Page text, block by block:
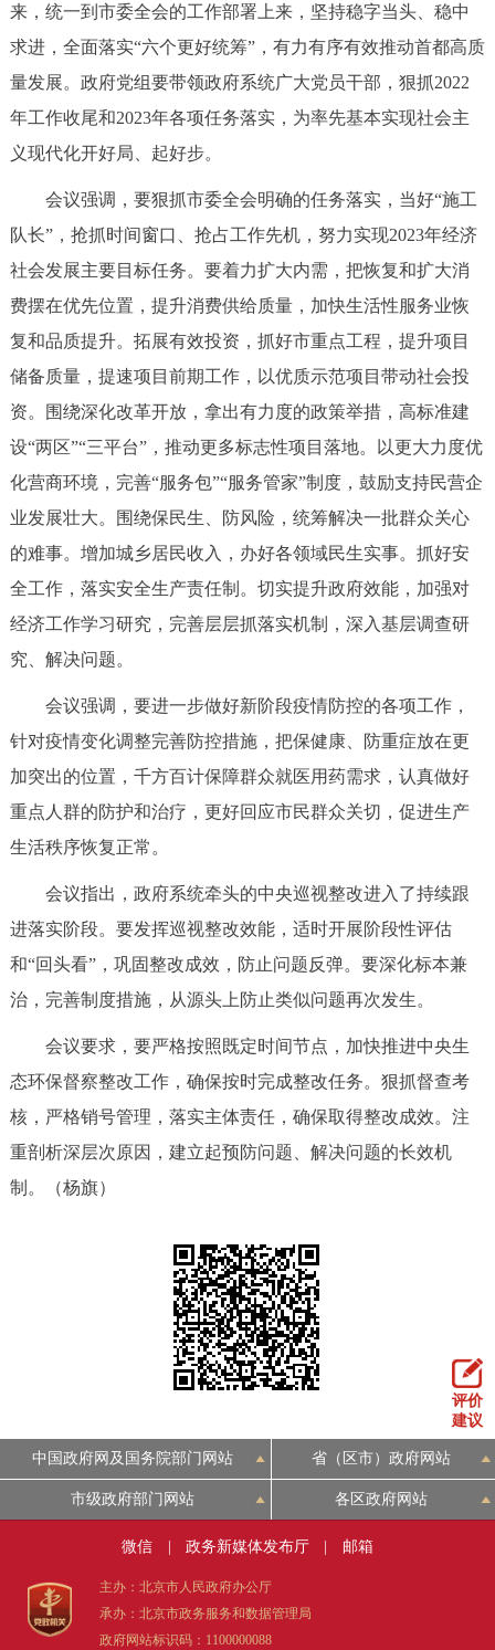
12345网上接诉即办 我要咨询 我要建议
参与调查 在线访谈 图说互动
北京概况 十六区概览 人文北京
绿色北京 图说北京 视频北京
多语种
ENGLISH 한국어 日本語
DEUTSCH FRANÇAIS РУССКИЙ ЯЗЫК
来，统一到市委全会的工作部署上来，坚持稳字当头、稳中
求进，全面落实“六个更好统筹”，有力有序有效推动首都高质
量发展。政府党组要带领政府系统广大党员干部，狠抓2022
年工作收尾和2023年各项任务落实，为率先基本实现社会主
义现代化开好局、起好步。
会议强调，要狠抓市委全会明确的任务落实，当好“施工
队长”，抢抓时间窗口、抢占工作先机，努力实现2023年经济
社会发展主要目标任务。要着力扩大内需，把恢复和扩大消
费摆在优先位置，提升消费供给质量，加快生活性服务业恢
复和品质提升。拓展有效投资，抓好市重点工程，提升项目
储备质量，提速项目前期工作，以优质示范项目带动社会投
资。围绕深化改革开放，拿出有力度的政策举措，高标准建
设“两区”“三平台”，推动更多标志性项目落地。以更大力度优
化营商环境，完善“服务包”“服务管家”制度，鼓励支持民营企
业发展壮大。围绕保民生、防风险，统筹解决一批群众关心
的难事。增加城乡居民收入，办好各领域民生实事。抓好安
全工作，落实安全生产责任制。切实提升政府效能，加强对
经济工作学习研究，完善层层抓落实机制，深入基层调查研
究、解决问题。
会议强调，要进一步做好新阶段疫情防控的各项工作，
针对疫情变化调整完善防控措施，把保健康、防重症放在更
加突出的位置，千方百计保障群众就医用药需求，认真做好
重点人群的防护和治疗，更好回应市民群众关切，促进生产
生活秩序恢复正常。
会议指出，政府系统牵头的中央巡视整改进入了持续跟
进落实阶段。要发挥巡视整改效能，适时开展阶段性评估
和“回头看”，巩固整改成效，防止问题反弹。要深化标本兼
治，完善制度措施，从源头上防止类似问题再次发生。
会议要求，要严格按照既定时间节点，加快推进中央生
态环保督察整改工作，确保按时完成整改任务。狠抓督查考
核，严格销号管理，落实主体责任，确保取得整改成效。注
重剖析深层次原因，建立起预防问题、解决问题的长效机
制。（杨旗）
评价
建议
中国政府网及国务院部门网站 省（区市）政府网站
市级政府部门网站 各区政府网站
微信 政务新媒体发布厅 邮箱
主办：北京市人民政府办公厅
承办：北京市政务服务和数据管理局
政府网站标识码：1100000088